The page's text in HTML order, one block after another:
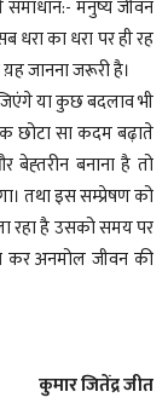
समाधान:- मनुष्य जीवन
धरा का धरा पर ही रह
जानना जरूरी है।
या कुछ बदलाव भी
सा कदम बढ़ाते
बनाना है तो
तथा इस सम्प्रेषण को
रहा है उसको समय पर
कर अनमोल जीवन की
कुमार जितेंद्र जीत